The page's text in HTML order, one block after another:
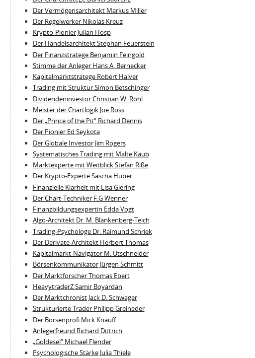
Der Vermögensarchitekt Markus Miller
Der Regelwerker Nikolas Kreuz
Krypto-Pionier Julian Hosp
Der Handelsarchitekt Stephan Feuerstein
Der Finanzstratege Benjamin Feingold
Stimme der Anleger Hans A. Bernecker
Kapitalmarktstratege Robert Halver
Trading mit Struktur Simon Betschinger
Dividendeninvestor Christian W. Röhl
Meister der Chartlogik Joe Ross
Der „Prince of the Pit“ Richard Dennis
Der Pionier Ed Seykota
Der Globale Investor Jim Rogers
Systematisches Trading mit Malte Kaub
Marktexperte mit Weitblick Stefan Riße
Der Krypto-Experte Sascha Huber
Finanzielle Klarheit mit Lisa Giering
Der Chart-Techniker F.G Wenner
Finanzbildungsexpertin Edda Vogt
Algo‑Architekt Dr. M. Blankenberg‑Teich
Trading-Psychologe Dr. Raimund Schriek
Der Derivate‑Architekt Herbert Thomas
Kapitalmarkt-Navigator M. Utschneider
Börsenkommunikator Jürgen Schmitt
Der Marktforscher Thomas Ebert
HeavytraderZ Samir Boyardan
Der Marktchronist Jack D. Schwager
Strukturierte Trader Philipp Greineder
Der Börsenprofi Mick Knauff
Anlegerfreund Richard Dittrich
„Goldesel“ Michael Flender
Psychologische Stärke Julia Thiele